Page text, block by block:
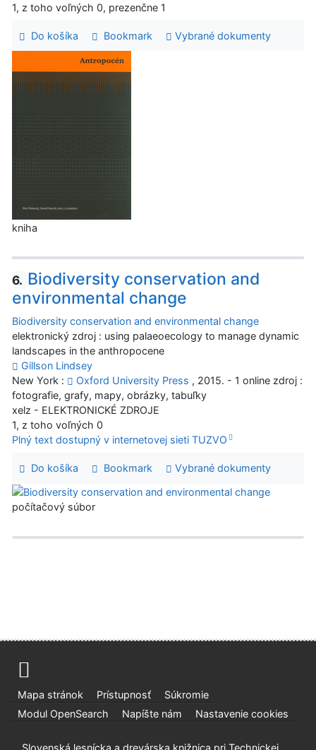
1, z toho voľných 0, prezenčne 1
Do košíka Bookmark Vybrané dokumenty
kniha
6. Biodiversity conservation and
environmental change
Biodiversity conservation and environmental change
elektronický zdroj : using palaeoecology to manage dynamic
landscapes in the anthropocene
Gillson Lindsey
New York :
Oxford University Press , 2015. - 1 online zdroj :
fotografie, grafy, mapy, obrázky, tabuľky
xelz - ELEKTRONICKÉ ZDROJE
1, z toho voľných 0
Plný text dostupný v internetovej sieti TUZVO
Do košíka Bookmark Vybrané dokumenty
počítačový súbor
Mapa stránok Prístupnosť
Súkromie
Modul OpenSearch
Napíšte nám Nastavenie cookies